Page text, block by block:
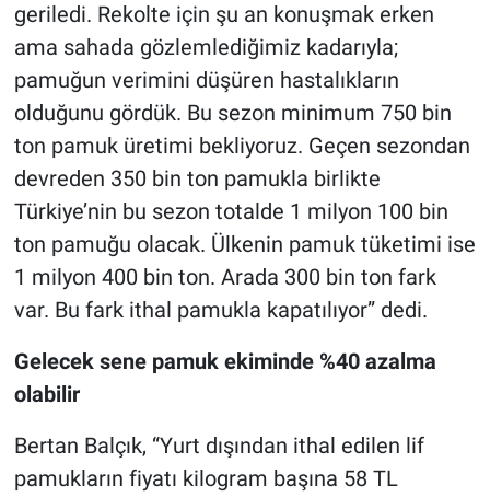
geriledi. Rekolte için şu an konuşmak erken
ama sahada gözlemlediğimiz kadarıyla;
pamuğun verimini düşüren hastalıkların
olduğunu gördük. Bu sezon minimum 750 bin
ton pamuk üretimi bekliyoruz. Geçen sezondan
devreden 350 bin ton pamukla birlikte
Türkiye’nin bu sezon totalde 1 milyon 100 bin
ton pamuğu olacak. Ülkenin pamuk tüketimi ise
1 milyon 400 bin ton. Arada 300 bin ton fark
var. Bu fark ithal pamukla kapatılıyor” dedi.
Gelecek sene pamuk ekiminde %40 azalma
olabilir
Bertan Balçık, “Yurt dışından ithal edilen lif
pamukların fiyatı kilogram başına 58 TL